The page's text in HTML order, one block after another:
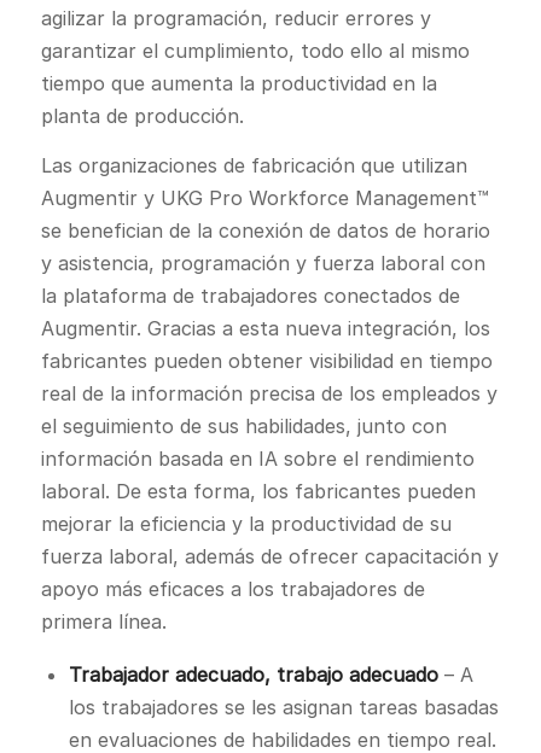
agilizar la programación, reducir errores y
garantizar el cumplimiento, todo ello al mismo
tiempo que aumenta la productividad en la
planta de producción.
Las organizaciones de fabricación que utilizan
Augmentir y UKG Pro Workforce Management™
se benefician de la conexión de datos de horario
y asistencia, programación y fuerza laboral con
la plataforma de trabajadores conectados de
Augmentir. Gracias a esta nueva integración, los
fabricantes pueden obtener visibilidad en tiempo
real de la información precisa de los empleados y
el seguimiento de sus habilidades, junto con
información basada en IA sobre el rendimiento
laboral. De esta forma, los fabricantes pueden
mejorar la eficiencia y la productividad de su
fuerza laboral, además de ofrecer capacitación y
apoyo más eficaces a los trabajadores de
primera línea.
Trabajador adecuado, trabajo adecuado– A
los trabajadores se les asignan tareas basadas
en evaluaciones de habilidades en tiempo real.